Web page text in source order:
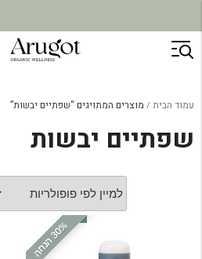
דילוג
לתוכן
עמוד הבית מוצרים המתויגים “שפתיים יבשות”
שפתיים יבשות
3
0
%
ה
נ
ח
ה